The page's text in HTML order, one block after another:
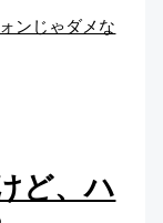
ンじゃダメな
ど、ハ